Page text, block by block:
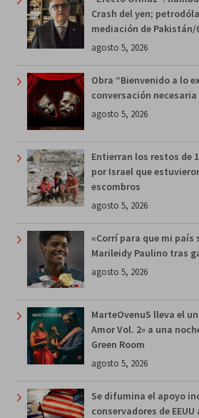
Crash del yen;
mediación de
agosto 5, 2026
Obra “Bienvenido a lo
conversación
agosto 5, 2026
Entierran los restos de
por Israel que
escombros
agosto 5, 2026
«Corrí para que mi país
Marileidy Paulino tras
agosto 5, 2026
MarteOvenuS lleva el
Amor Vol. 2» a una
Green Room
agosto 5, 2026
Se difumina el apoyo
conservadores de EEUU